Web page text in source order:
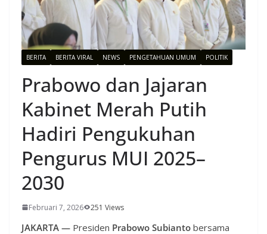
BERITA BERITA VIRAL NEWS PENGETAHUAN UMUM POLITIK
Prabowo dan Jajaran
Kabinet Merah Putih
Hadiri Pengukuhan
Pengurus MUI 2025–
2030
Februari 7, 2026 251 Views
JAKARTA — Presiden Prabowo Subianto bersama